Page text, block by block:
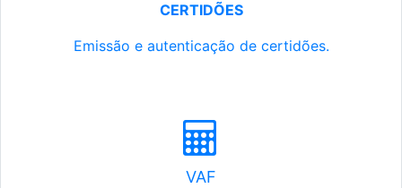
CERTIDÕES
Emissão e autenticação de certidões.
VAF